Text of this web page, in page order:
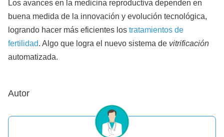
Los avances en la medicina reproductiva dependen en
buena medida de la innovación y evolución tecnológica,
logrando hacer más eficientes los tratamientos de
fertilidad. Algo que logra el nuevo sistema de vitrificación
automatizada.
Autor